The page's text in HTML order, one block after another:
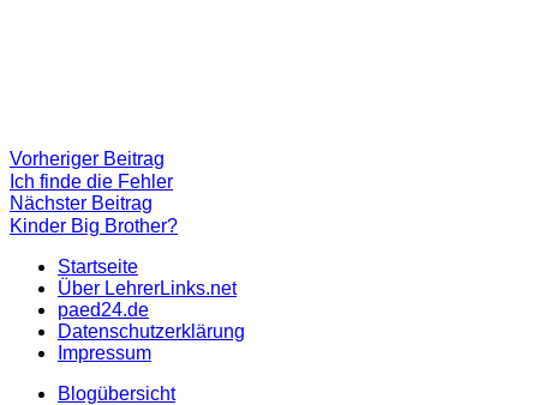
Beitragsnavigation
Vorheriger Beitrag
Beitrag:
Ich finde die Fehler
Nächster Beitrag
Beitrag
Kinder Big Brother?
Startseite
Über LehrerLinks.net
paed24.de
Datenschutzerklärung
Impressum
Blogübersicht